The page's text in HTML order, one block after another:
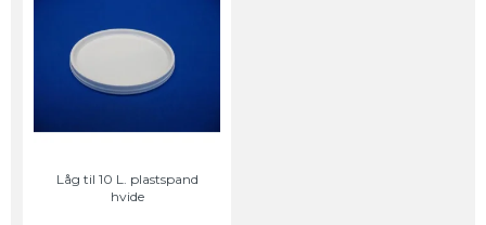
Låg til 10 L. plastspand
hvide